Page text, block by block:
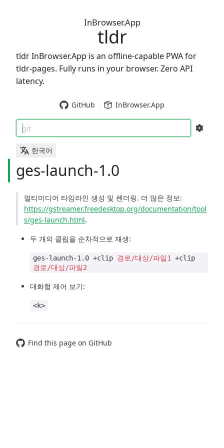
InBrowser.App
tldr
tldr InBrowser.App is an offline-capable PWA for
tldr-pages. Fully runs in your browser. Zero API
latency.
GitHub InBrowser.App
git
한국어
ges-launch-1.0
멀티미디어 타임라인 생성 및 렌더링. 더 많은 정보:
https://gstreamer.freedesktop.org/documentation/tool
s/ges-launch.html.
두 개의 클립을 순차적으로 재생:
ges-launch-1.0 +clip 경로/대상/파일1
+clip
경로/대상/파일2
대화형 제어 보기:
<k>
Find this page on GitHub